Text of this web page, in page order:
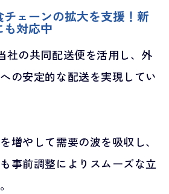
ェーンの拡大を支援！新
対応中
社の共同配送便を活用し、外
の安定的な配送を実現してい
増やして需要の波を吸収し、
事前調整によりスムーズな立